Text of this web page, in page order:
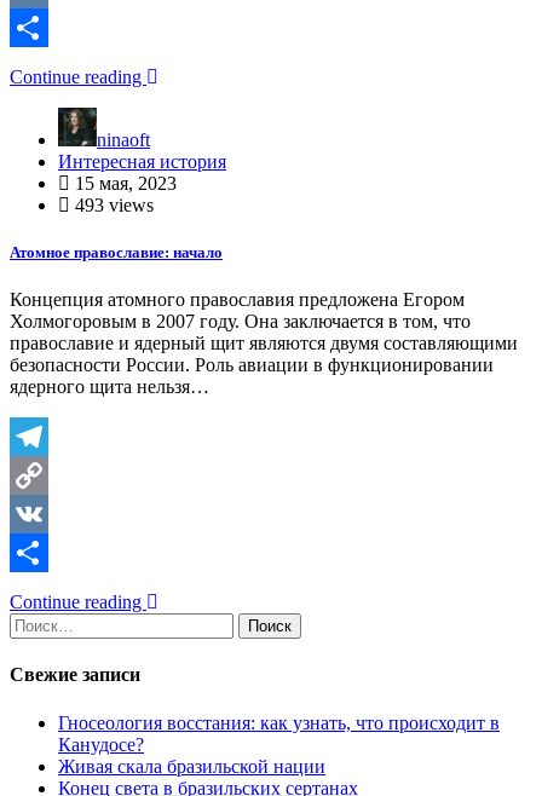
Link
VK
Отправить
Continue reading
ninaoft
Интересная история
15 мая, 2023
493 views
Атомное православие: начало
Концепция атомного православия предложена Егором
Холмогоровым в 2007 году. Она заключается в том, что
православие и ядерный щит являются двумя составляющими
безопасности России. Роль авиации в функционировании
ядерного щита нельзя…
Telegram
Copy
Link
VK
Отправить
Continue reading
Найти:
Свежие записи
Гносеология восстания: как узнать, что происходит в
Канудосе?
Живая скала бразильской нации
Конец света в бразильских сертанах